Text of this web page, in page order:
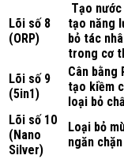
Lõi số 8
(ORP)
Tạo
tạo năng
bỏ tác
trong cơ
Lõi số 9
(5in1)
Cân
tạo kiềm
loại bỏ
Lõi số 10
(Nano
Silver)
Loại bỏ
ngăn